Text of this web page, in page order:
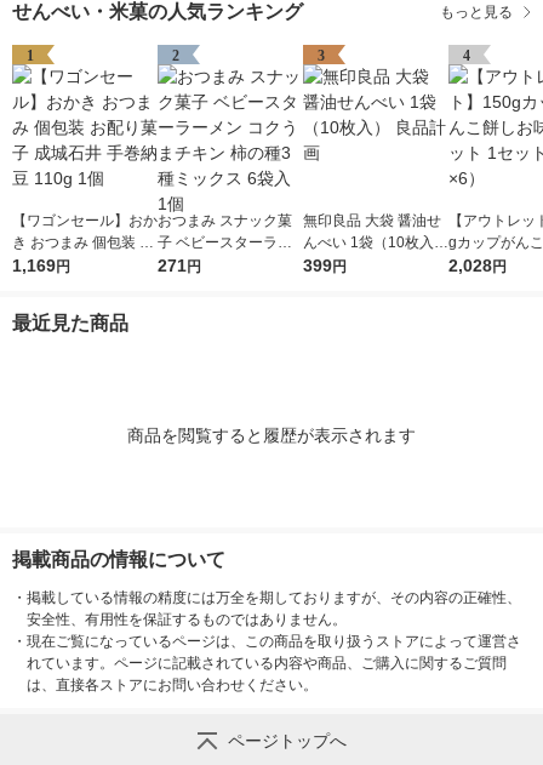
せんべい・米菓の人気ランキング もっと見る
1
【ワゴンセール】おか
き おつまみ 個包装 お
配り菓子 成城石井 手
1,169円
2
おつまみ スナック菓
子 ベビースターラー
メン コクうまチキン
271円
3
無印良品 大袋 醤油せ
んべい 1袋（10枚入）
良品計画
399円
4
【アウトレ
gカップがん
味 1セット 1
2,028円
最近見た商品
商品を閲覧すると履歴が表示されます
掲載商品の情報について
・ 掲載している情報の精度には万全を期しておりますが、その内容の正確性、
安全性、有用性を保証するものではありません。
・ 現在ご覧になっているページは、この商品を取り扱うストアによって運営さ
れています。ページに記載されている内容や商品、ご購入に関するご質問
は、直接各ストアにお問い合わせください。
ページトップへ